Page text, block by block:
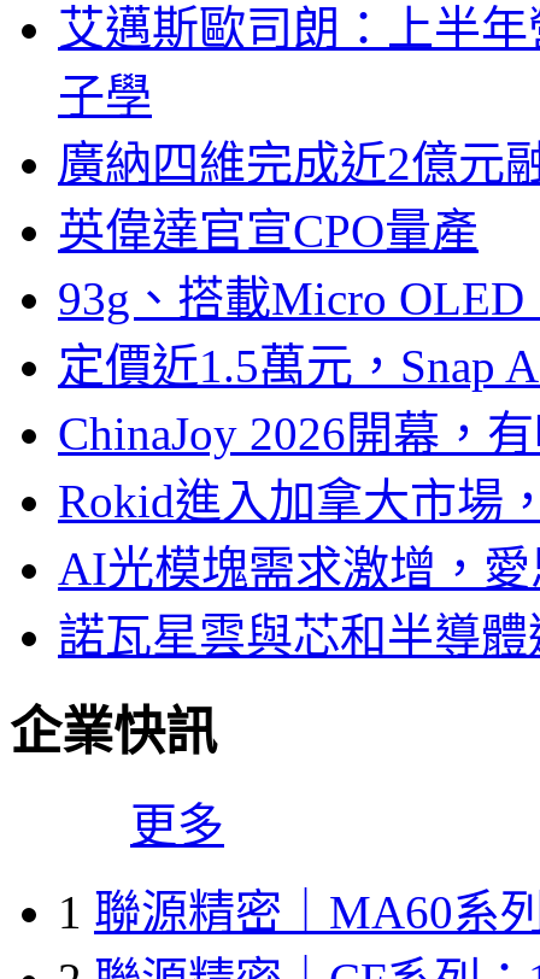
艾邁斯歐司朗：上半
子學
廣納四維完成近2億元
英偉達官宣CPO量產
93g、搭載Micro
定價近1.5萬元，Snap
ChinaJoy 2026開幕，
Rokid進入加拿大市場
AI光模塊需求激增，
諾瓦星雲與芯和半導
企業快訊
更多
1 聯源精密｜MA60系